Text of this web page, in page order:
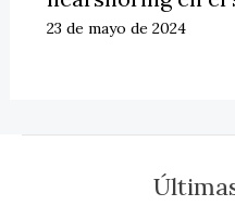
23 de mayo de 2024